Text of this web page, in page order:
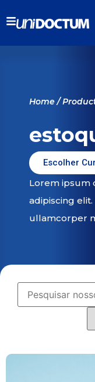
Home/
Escolher
Lorem ipsum
adipiscing
ullamcorper